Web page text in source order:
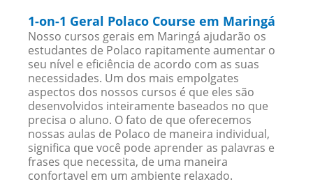
1-on-1 Geral Polaco Course em Maringá
Nosso cursos gerais em Maringá ajudarão os
estudantes de Polaco rapitamente aumentar o
seu nível e eficiência de acordo com as suas
necessidades. Um dos mais empolgates
aspectos dos nossos cursos é que eles são
desenvolvidos inteiramente baseados no que
precisa o aluno. O fato de que oferecemos
nossas aulas de Polaco de maneira individual,
significa que você pode aprender as palavras e
frases que necessita, de uma maneira
confortavel em um ambiente relaxado.